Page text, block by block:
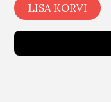
LISA KORVI